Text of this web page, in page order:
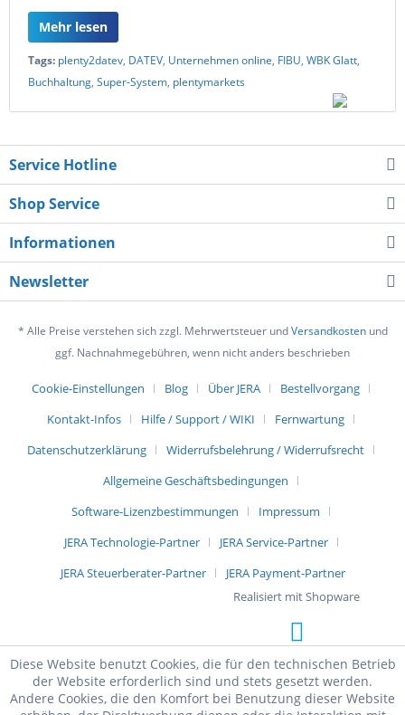
Mehr lesen
Tags: plenty2datev, DATEV, Unternehmen online, FIBU, WBK Glatt,
Buchhaltung, Super-System, plentymarkets
Service Hotline
Shop Service
Informationen
Newsletter
* Alle Preise verstehen sich zzgl. Mehrwertsteuer undVersandkostenund
ggf. Nachnahmegebühren, wenn nicht anders beschrieben
Cookie-Einstellungen Blog Über JERA
Bestellvorgang
Kontakt-Infos
Hilfe / Support / WIKI
Fernwartung
Datenschutzerklärung
Widerrufsbelehrung / Widerrufsrecht
Allgemeine Geschäftsbedingungen
Software-Lizenzbestimmungen
Impressum
JERA Technologie-Partner
JERA Service-Partner
JERA Steuerberater-Partner
JERA Payment-Partner
Realisiert mit Shopware
Diese Website benutzt Cookies, die für den technischen Betrieb
der Website erforderlich sind und stets gesetzt werden.
Andere Cookies, die den Komfort bei Benutzung dieser Website